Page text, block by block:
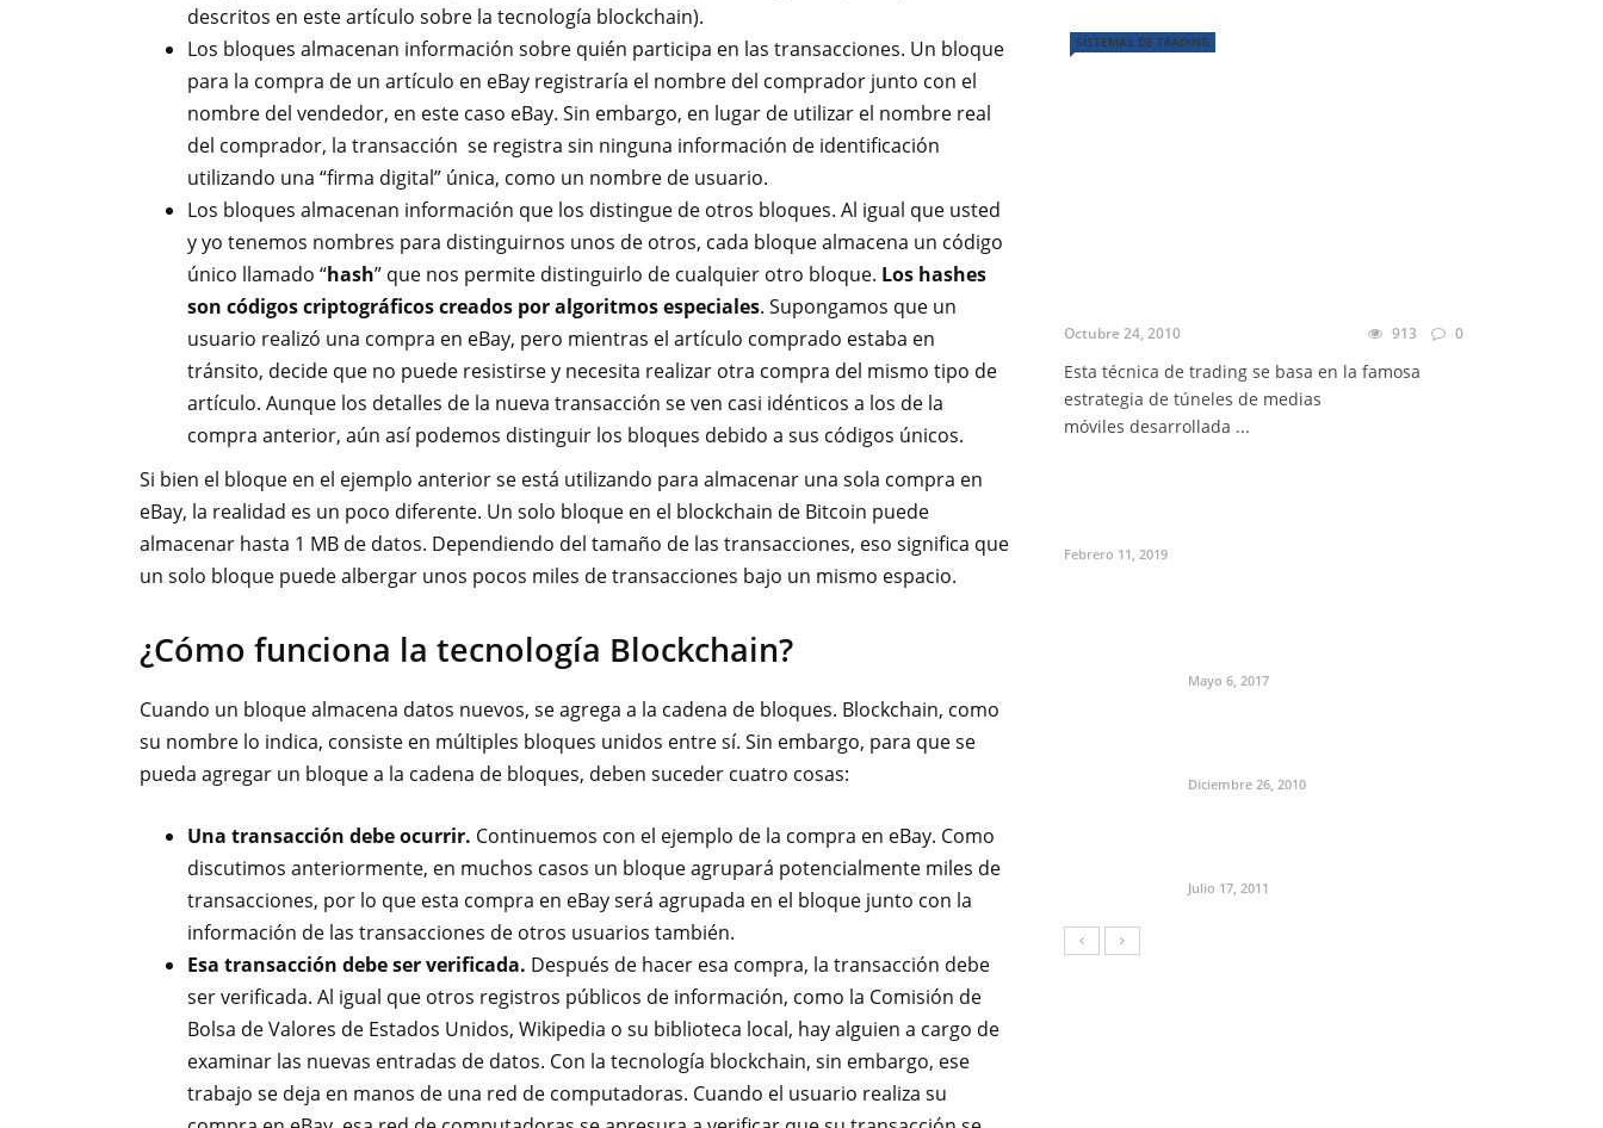
descritos en este artículo sobre la tecnología blockchain).
Los bloques almacenan información sobre quién participa en las transacciones. Un bloque
para la compra de un artículo en eBay registraría el nombre del comprador junto con el
nombre del vendedor, en este caso eBay. Sin embargo, en lugar de utilizar el nombre real
del comprador, la transacción se registra sin ninguna información de identificación
utilizando una “firma digital” única, como un nombre de usuario.
Los bloques almacenan información que los distingue de otros bloques. Al igual que usted
y yo tenemos nombres para distinguirnos unos de otros, cada bloque almacena un código
único llamado “hash” que nos permite distinguirlo de cualquier otro bloque. Los hashes
son códigos criptográficos creados por algoritmos especiales. Supongamos que un
usuario realizó una compra en eBay, pero mientras el artículo comprado estaba en
tránsito, decide que no puede resistirse y necesita realizar otra compra del mismo tipo de
artículo. Aunque los detalles de la nueva transacción se ven casi idénticos a los de la
compra anterior, aún así podemos distinguir los bloques debido a sus códigos únicos.
Si bien el bloque en el ejemplo anterior se está utilizando para almacenar una sola compra en
eBay, la realidad es un poco diferente. Un solo bloque en el blockchain de Bitcoin puede
almacenar hasta 1 MB de datos. Dependiendo del tamaño de las transacciones, eso significa que
un solo bloque puede albergar unos pocos miles de transacciones bajo un mismo espacio.
¿Cómo funciona la tecnología Blockchain?
Cuando un bloque almacena datos nuevos, se agrega a la cadena de bloques. Blockchain, como
su nombre lo indica, consiste en múltiples bloques unidos entre sí. Sin embargo, para que se
pueda agregar un bloque a la cadena de bloques, deben suceder cuatro cosas:
Una transacción debe ocurrir. Continuemos con el ejemplo de la compra en eBay. Como
discutimos anteriormente, en muchos casos un bloque agrupará potencialmente miles de
transacciones, por lo que esta compra en eBay será agrupada en el bloque junto con la
información de las transacciones de otros usuarios también.
Esa transacción debe ser verificada. Después de hacer esa compra, la transacción debe
ser verificada. Al igual que otros registros públicos de información, como la Comisión de
Bolsa de Valores de Estados Unidos, Wikipedia o su biblioteca local, hay alguien a cargo de
examinar las nuevas entradas de datos. Con la tecnología blockchain, sin embargo, ese
trabajo se deja en manos de una red de computadoras. Cuando el usuario realiza su
SISTEMAS DE TRADING
Octubre 24, 2010 913 0
Esta técnica de trading se basa en la famosa
estrategia de túneles de medias
móviles desarrollada ...
Febrero 11, 2019
Mayo 6, 2017
Diciembre 26, 2010
Julio 17, 2011